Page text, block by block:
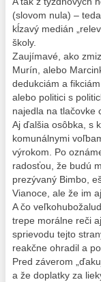
(slovom nula) –
kĺzavý medián
školy.
Zaujímavé, ako
Murín, alebo
dedukciám a
alebo politici s
najedla na tlačovke
Aj ďalšia osôbka, s
komunálnymi
výrokom. Po
radosťou, že budú
prezývaný Bimbo,
Vianoce, ale že im
A čo
trepe morálne reči
sprievodu tejto
reakčne ohradil a
Pred záverom
a že doplatky za